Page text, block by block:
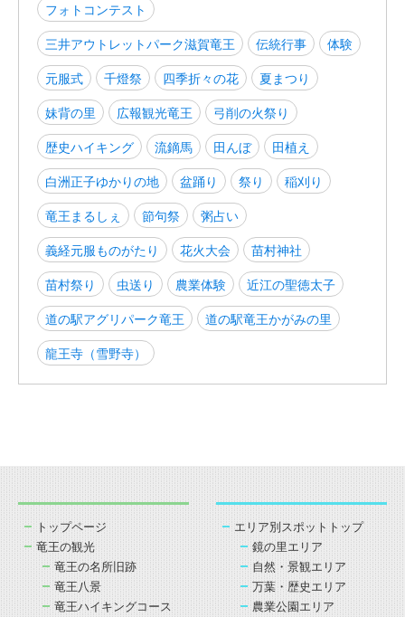
フォトコンテスト
三井アウトレットパーク滋賀竜王
伝統行事
体験
元服式
千燈祭 四季折々の花
夏まつり
妹背の里
広報観光竜王
弓削の火祭り
歴史ハイキング
流鏑馬 田んぼ
田植え
白洲正子ゆかりの地
盆踊り 祭り
稲刈り
竜王まるしぇ
節句祭
粥占い
義経元服ものがたり
花火大会
苗村神社
苗村祭り
虫送り 農業体験
近江の聖徳太子
道の駅アグリパーク竜王
道の駅竜王かがみの里
龍王寺（雪野寺）
トップページ
竜王の観光
竜王の名所旧跡
竜王八景
竜王ハイキングコース
エリア別スポットトップ
鏡の里エリア
自然・景観エリア
万葉・歴史エリア
農業公園エリア